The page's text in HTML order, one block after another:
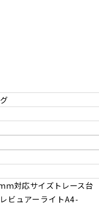
対応サイズトレース台
ビュアーライトA4-